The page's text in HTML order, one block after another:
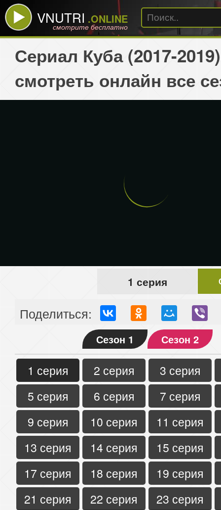
VNUTRI .ONLINE
смотрите бесплатно
Сериал Куба (2017-2019)
смотреть онлайн все
1 серия
Поделиться:
Сезон 1 Сезон 2
1 серия 2 серия
3 серия
5 серия
6 серия
7 серия
9 серия
10 серия
11 серия
13 серия
14 серия
15 серия
17 серия
18 серия
19 серия
21 серия
22 серия 23 серия